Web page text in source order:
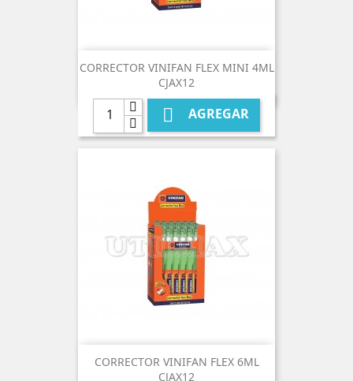
CORRECTOR VINIFAN FLEX MINI 4ML
CJAX12
 AGREGAR
CORRECTOR VINIFAN FLEX 6ML
CJAX12